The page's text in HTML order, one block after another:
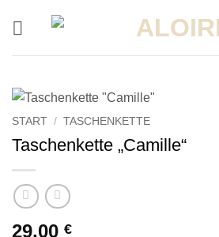
START / TASCHENKETTE
Taschenkette „Camille“
29,00 €